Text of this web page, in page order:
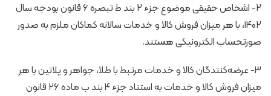
۲- اشخاص حقیقی موضوع جزء ۲ بند ط تبصره ۶ قانون بودجه سال
۱۴۰۲، با هر میزان فروش کالا و خدمات سالانه کماکان ملزم به صدور
صورتحساب الکترونیکی هستند.
۳- عرضه‌کنندگان کالا و خدمات مرتبط با طلا، جواهر و پلاتین با هر
میزان فروش کالا و خدمات به استناد جزء ۴ بند ب ماده ۲۶ قانون